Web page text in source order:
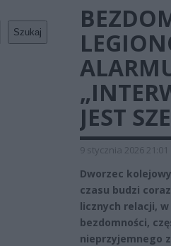
Szukaj
JEST
9 stycznia 2026 21:01
Dworzec
czasu budzi
licznych relacji,
bezdomności,
nieprzyjemnego